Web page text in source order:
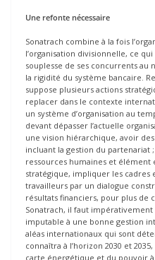
Une refonte nécessaire
Sonatrach combine à la fois
l’organisation divisionnelle, ce
souplesse de ses concurrents
la rigidité du système bancaire.
suppose plusieurs actions
replacer dans le contexte
un système d’organisation au
devant dépasser l’actuelle
une vision hiérarchique, avoir
incluant la gestion du partenariat
ressources humaines et élément
stratégique, impliquer les cadres
travailleurs par un dialogue
résultats financiers, pour plus de
Sonatrach, il faut
imputable à une bonne gestion
aléas internationaux qui sont
connaîtra à l’horizon 2030 et
carte énergétique et du pouvoir à